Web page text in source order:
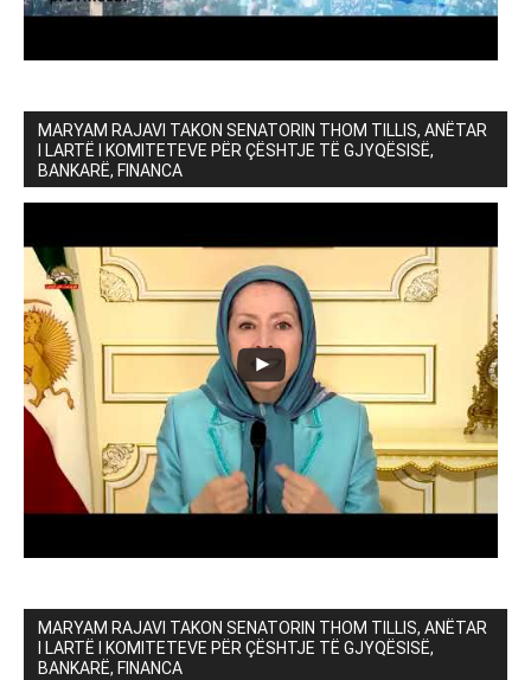
MARYAM RAJAVI TAKON SENATORIN THOM TILLIS, ANËTAR
I LARTË I KOMITETEVE PËR ÇËSHTJE TË GJYQËSISË,
BANKARË, FINANCA
MARYAM RAJAVI TAKON SENATORIN THOM TILLIS, ANËTAR
I LARTË I KOMITETEVE PËR ÇËSHTJE TË GJYQËSISË,
BANKARË, FINANCA